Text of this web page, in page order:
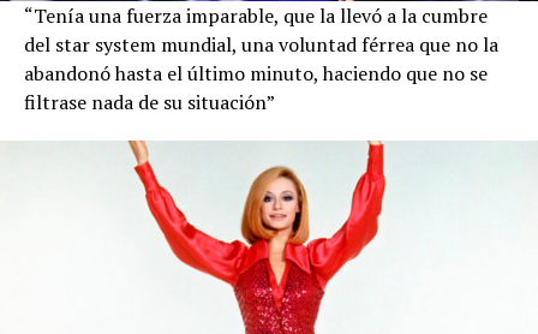
“Tenía una fuerza imparable, que la llevó a la cumbre
del star system mundial, una voluntad férrea que no la
abandonó hasta el último minuto, haciendo que no se
filtrase nada de su situación”